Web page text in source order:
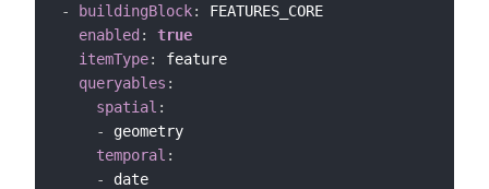
- buildingBlock:
FEATURES_CORE
enabled :
true
itemType:
feature
queryables :
spatial :
-
geometry
temporal :
-
date